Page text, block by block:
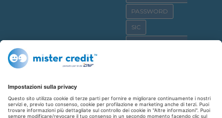
PASSWORD
SIC
CREDITO AL CONSUMO